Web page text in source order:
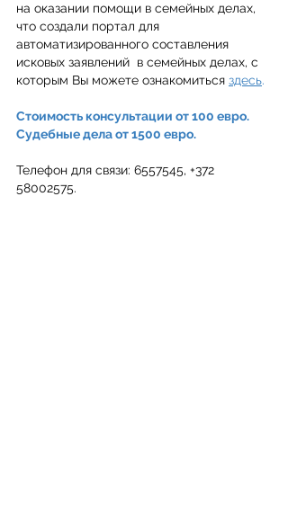
на оказании помощи в семейных делах,
что создали портал для
автоматизированного составления
исковых заявлений  в семейных делах, с
которым Вы можете ознакомиться здесь.
Стоимость консультации от 100 евро.
Судебные дела от 1500 евро.
Телефон для связи: 6557545, +372
58002575.